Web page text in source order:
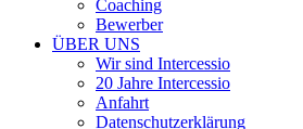
Coaching
Bewerber
ÜBER UNS
Wir sind Intercessio
20 Jahre Intercessio
Anfahrt
Datenschutzerklärung